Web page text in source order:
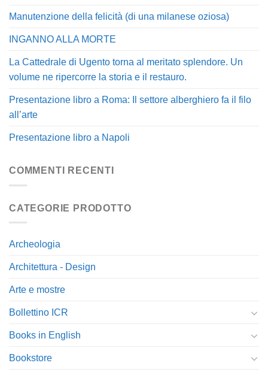
Manutenzione della felicità (di una milanese oziosa)
INGANNO ALLA MORTE
La Cattedrale di Ugento torna al meritato splendore. Un
volume ne ripercorre la storia e il restauro.
Presentazione libro a Roma: Il settore alberghiero fa il filo
all’arte
Presentazione libro a Napoli
COMMENTI RECENTI
CATEGORIE PRODOTTO
Archeologia
Architettura - Design
Arte e mostre
Bollettino ICR
Books in English
Bookstore